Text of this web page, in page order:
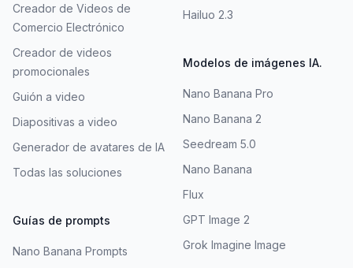
Creador de Videos de
Comercio Electrónico
Creador de videos
promocionales
Guión a video
Diapositivas a video
Generador de avatares de IA
Todas las soluciones
Guías de prompts
Nano Banana Prompts
Hailuo 2.3
Modelos de imágenes IA.
Nano Banana Pro
Nano Banana 2
Seedream 5.0
Nano Banana
Flux
GPT Image 2
Grok Imagine Image